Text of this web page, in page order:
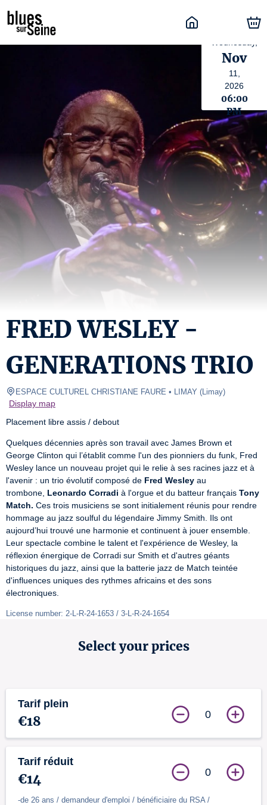
Nov
11,
2026
06:00
PM
FRED WESLEY -
GENERATIONS TRIO
ESPACE CULTUREL CHRISTIANE FAURE • LIMAY (Limay)
Display map
Placement libre assis / debout
Quelques décennies après son travail avec James Brown et
George Clinton qui l’établit comme l'un des pionniers du funk, Fred
Wesley lance un nouveau projet qui le relie à ses racines jazz et à
l'avenir : un trio évolutif composé de Fred Wesley au
trombone, Leonardo Corradi à l'orgue et du batteur français Tony
Match. Ces trois musiciens se sont initialement réunis pour rendre
hommage au jazz soulful du légendaire Jimmy Smith. Ils ont
aujourd’hui trouvé une harmonie et continuent à jouer ensemble.
Leur spectacle combine le talent et l'expérience de Wesley, la
réflexion énergique de Corradi sur Smith et d'autres géants
historiques du jazz, ainsi que la batterie jazz de Match teintée
d'influences uniques des rythmes africains et des sons
électroniques.
License number: 2-L-R-24-1653 / 3-L-R-24-1654
Select your prices
Tarif plein
€18 0
Tarif réduit
€14
-de 26 ans / demandeur d'emploi / bénéficiaire du RSA /
0